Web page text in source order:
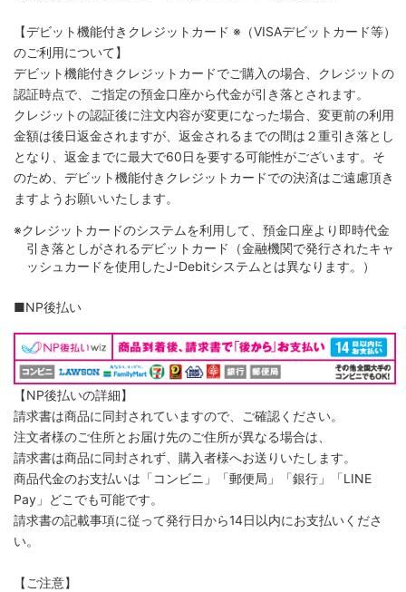
【デビット機能付きクレジットカード ※（VISAデビットカード等）
のご利用について】
デビット機能付きクレジットカードでご購入の場合、クレジットの
認証時点で、ご指定の預金口座から代金が引き落とされます。
クレジットの認証後に注文内容が変更になった場合、変更前の利用
金額は後日返金されますが、返金されるまでの間は２重引き落とし
となり、返金までに最大で60日を要する可能性がございます。そ
のため、デビット機能付きクレジットカードでの決済はご遠慮頂き
ますようお願いいたします。
※クレジットカードのシステムを利用して、預金口座より即時代金
引き落としがされるデビットカード（金融機関で発行されたキャ
ッシュカードを使用したJ-Debitシステムとは異なります。）
■NP後払い
【NP後払いの詳細】
請求書は商品に同封されていますので、ご確認ください。
注文者様のご住所とお届け先のご住所が異なる場合は、
請求書は商品に同封されず、購入者様へお送りいたします。
商品代金のお支払いは「コンビニ」「郵便局」「銀行」「LINE
Pay」どこでも可能です。
請求書の記載事項に従って発行日から14日以内にお支払いくださ
い。
【ご注意】